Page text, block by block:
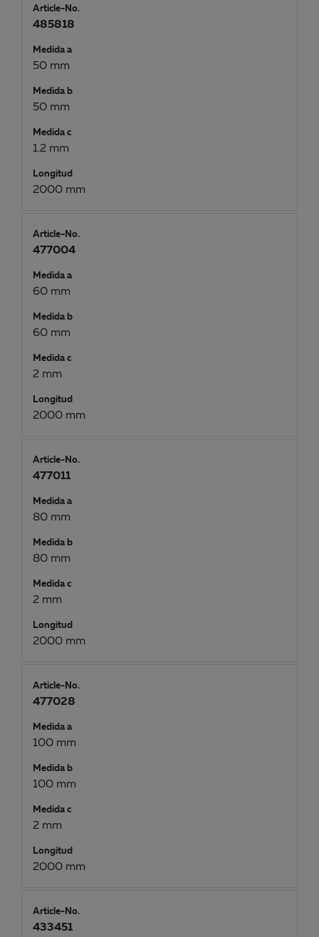
Article-No.
485818
Medida a
50 mm
Medida b
50 mm
Medida c
1.2 mm
Longitud
2000 mm
Article-No.
477004
Medida a
60 mm
Medida b
60 mm
Medida c
2 mm
Longitud
2000 mm
Article-No.
477011
Medida a
80 mm
Medida b
80 mm
Medida c
2 mm
Longitud
2000 mm
Article-No.
477028
Medida a
100 mm
Medida b
100 mm
Medida c
2 mm
Longitud
2000 mm
Article-No.
433451